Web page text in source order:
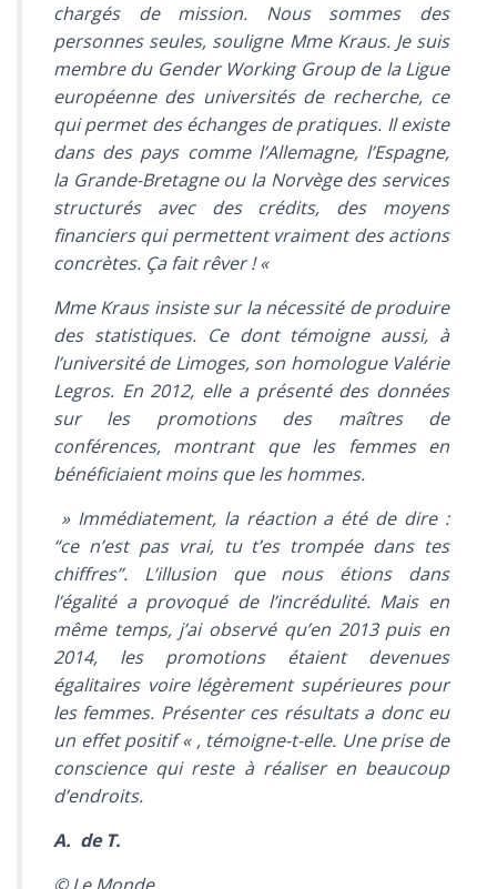
chargés de mission. Nous sommes des
personnes seules, souligne Mme Kraus. Je suis
membre du Gender Working Group de la Ligue
européenne des universités de recherche, ce
qui permet des échanges de pratiques. Il existe
dans des pays comme l’Allemagne, l’Espagne,
la Grande-Bretagne ou la Norvège des services
structurés avec des crédits, des moyens
financiers qui permettent vraiment des actions
concrètes. Ça fait rêver ! «
Mme Kraus insiste sur la nécessité de produire
des statistiques. Ce dont témoigne aussi, à
l’université de Limoges, son homologue Valérie
Legros. En 2012, elle a présenté des données
sur les promotions des maîtres de
conférences, montrant que les femmes en
bénéficiaient moins que les hommes.
» Immédiatement, la réaction a été de dire :
“ce n’est pas vrai, tu t’es trompée dans tes
chiffres”. L’illusion que nous étions dans
l’égalité a provoqué de l’incrédulité. Mais en
même temps, j’ai observé qu’en 2013 puis en
2014, les promotions étaient devenues
égalitaires voire légèrement supérieures pour
les femmes. Présenter ces résultats a donc eu
un effet positif « , témoigne-t-elle. Une prise de
conscience qui reste à réaliser en beaucoup
d’endroits.
A. de T.